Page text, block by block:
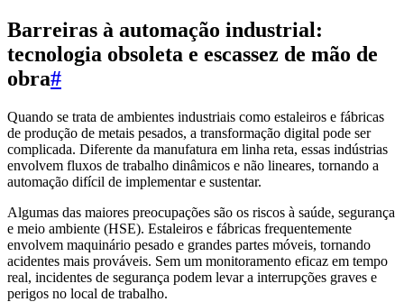
Barreiras à automação industrial:
tecnologia obsoleta e escassez de mão de
obra#
Quando se trata de ambientes industriais como estaleiros e fábricas
de produção de metais pesados, a transformação digital pode ser
complicada. Diferente da manufatura em linha reta, essas indústrias
envolvem fluxos de trabalho dinâmicos e não lineares, tornando a
automação difícil de implementar e sustentar.
Algumas das maiores preocupações são os riscos à saúde, segurança
e meio ambiente (HSE). Estaleiros e fábricas frequentemente
envolvem maquinário pesado e grandes partes móveis, tornando
acidentes mais prováveis. Sem um monitoramento eficaz em tempo
real, incidentes de segurança podem levar a interrupções graves e
perigos no local de trabalho.